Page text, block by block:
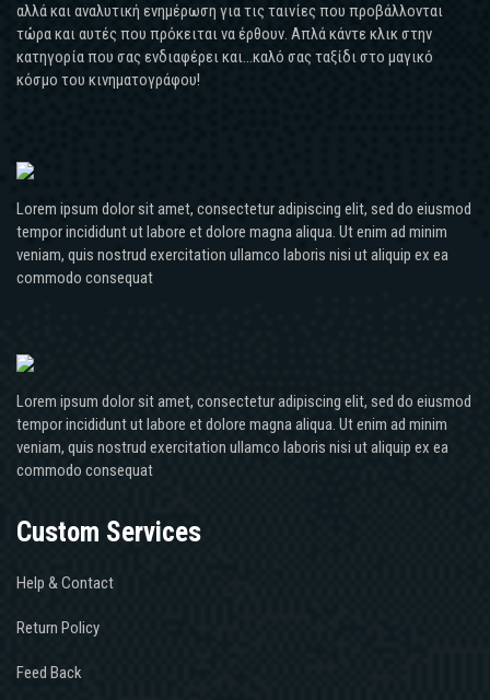
αλλά και αναλυτική ενημέρωση για τις ταινίες που προβάλλονται
τώρα και αυτές που πρόκειται να έρθουν. Απλά κάντε κλικ στην
κατηγορία που σας ενδιαφέρει και...καλό σας ταξίδι στο μαγικό
κόσμο του κινηματογράφου!
Lorem ipsum dolor sit amet, consectetur adipiscing elit, sed do eiusmod
tempor incididunt ut labore et dolore magna aliqua. Ut enim ad minim
veniam, quis nostrud exercitation ullamco laboris nisi ut aliquip ex ea
commodo consequat
Lorem ipsum dolor sit amet, consectetur adipiscing elit, sed do eiusmod
tempor incididunt ut labore et dolore magna aliqua. Ut enim ad minim
veniam, quis nostrud exercitation ullamco laboris nisi ut aliquip ex ea
commodo consequat
Custom Services
Help & Contact
Return Policy
Feed Back